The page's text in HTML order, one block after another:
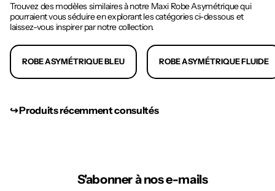
Trouvez des modèles similaires à notre Maxi Robe Asymétrique qui
pourraient vous séduire en explorant les catégories ci-dessous et
laissez-vous inspirer par notre collection.
ROBE ASYMÉTRIQUE BLEU ROBE ASYMÉTRIQUE FLUIDE
↪︎ Produits récemment consultés
S'abonner à nos e-mails